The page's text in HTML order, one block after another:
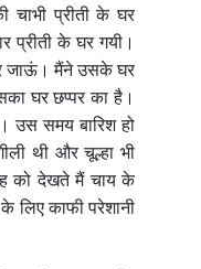
चाभी प्रीती के घर
प्रीती के घर गयी।
जाऊं। मैंने उसके घर
घर छप्पर का है।
उस समय बारिश हो
थी और चूल्हा भी
को देखते मैं चाय के
लिए काफी परेशानी